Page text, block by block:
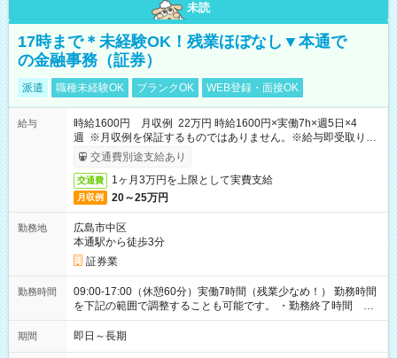
未読
17時まで＊未経験OK！残業ほぼなし▼本通で
の金融事務（証券）
派遣 職種未経験OK ブランクOK WEB登録・面接OK
給与
時給1600円 月収例 22万円 時給1600円×実働7h×週5日×4
週 ※月収例を保証するものではありません。※給与即受取りサ
ービス利用可（利用条件有）
交通費別途支給あり
交通費 1ヶ月3万円を上限として実費支給
月収例 20～25万円
勤務地
広島市中区
本通駅から徒歩3分
証券業
勤務時間
09:00-17:00（休憩60分）実働7時間（残業少なめ！） 勤務時間
を下記の範囲で調整することも可能です。 ・勤務終了時間
15:30～17:00 ・実働 05:30～07:00
期間 即日～長期